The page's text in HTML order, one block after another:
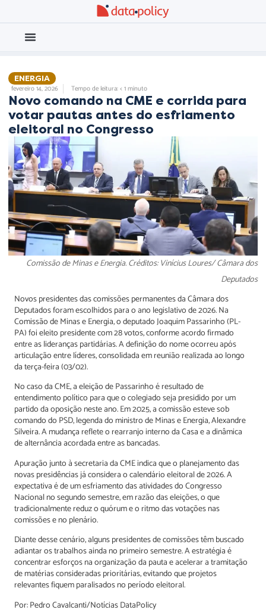
ENERGIA
fevereiro 14, 2026 Tempo de leitura: < 1 minuto
Novo comando na CME e corrida para
votar pautas antes do esfriamento
eleitoral no Congresso
Comissão de Minas e Energia. Créditos: Vinícius Loures/ Câmara dos
Deputados
Novos presidentes das comissões permanentes da Câmara dos
Deputados foram escolhidos para o ano legislativo de 2026. Na
Comissão de Minas e Energia, o deputado Joaquim Passarinho (PL-
PA) foi eleito presidente com 28 votos, conforme acordo firmado
entre as lideranças partidárias. A definição do nome ocorreu após
articulação entre líderes, consolidada em reunião realizada ao longo
da terça-feira (03/02).
No caso da CME, a eleição de Passarinho é resultado de
entendimento político para que o colegiado seja presidido por um
partido da oposição neste ano. Em 2025, a comissão esteve sob
comando do PSD, legenda do ministro de Minas e Energia, Alexandre
Silveira. A mudança reflete o rearranjo interno da Casa e a dinâmica
de alternância acordada entre as bancadas.
Apuração junto à secretaria da CME indica que o planejamento das
novas presidências já considera o calendário eleitoral de 2026. A
expectativa é de um esfriamento das atividades do Congresso
Nacional no segundo semestre, em razão das eleições, o que
tradicionalmente reduz o quórum e o ritmo das votações nas
comissões e no plenário.
Diante desse cenário, alguns presidentes de comissões têm buscado
adiantar os trabalhos ainda no primeiro semestre. A estratégia é
concentrar esforços na organização da pauta e acelerar a tramitação
de matérias consideradas prioritárias, evitando que projetos
relevantes fiquem paralisados no período eleitoral.
Por: Pedro Cavalcanti/Notícias DataPolicy